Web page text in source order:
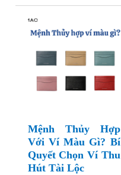
Mệnh Thủy Hợp
Với Ví Màu Gì? Bí
Quyết Chọn Ví Thu
Hút Tài Lộc